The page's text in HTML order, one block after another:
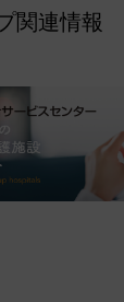
関連情報